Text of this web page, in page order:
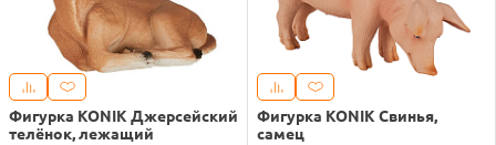
Фигурка KONIK Джерсейский
телёнок, лежащий
Фигурка KONIK Свинья,
самец